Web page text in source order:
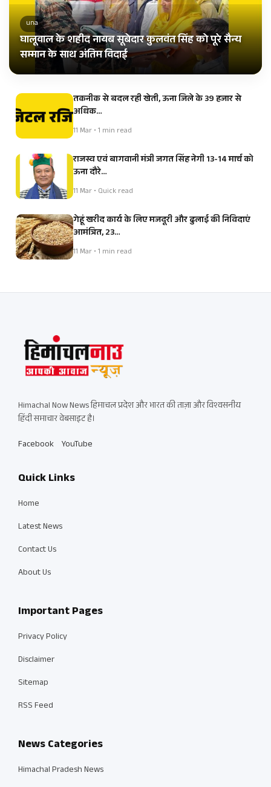
una
घालूवाल के शहीद नायब सूबेदार कुलवंत सिंह को पूरे सैन्य
सम्मान के साथ अंतिम विदाई
तकनीक से बदल रही खेती, ऊना जिले के 39 हजार से
अधिक…
11 Mar • 1 min read
राजस्व एवं बागवानी मंत्री जगत सिंह नेगी 13-14 मार्च को
ऊना दौरे…
11 Mar • Quick read
गेहूं खरीद कार्य के लिए मजदूरी और ढुलाई की निविदाएं
आमंत्रित, 23…
11 Mar • 1 min read
Himachal Now News हिमाचल प्रदेश और भारत की ताज़ा और विश्वसनीय
हिंदी समाचार वेबसाइट है।
Facebook YouTube
Quick Links
Home
Latest News
Contact Us
About Us
Important Pages
Privacy Policy
Disclaimer
Sitemap
RSS Feed
News Categories
Himachal Pradesh News